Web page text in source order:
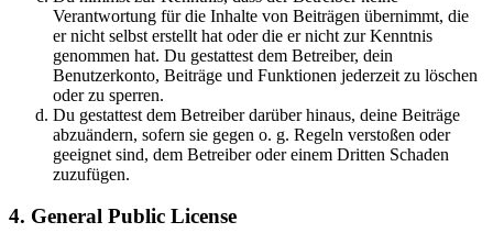
Verantwortung für die Inhalte von Beiträgen übernimmt, die
er nicht selbst erstellt hat oder die er nicht zur Kenntnis
genommen hat. Du gestattest dem Betreiber, dein
Benutzerkonto, Beiträge und Funktionen jederzeit zu löschen
oder zu sperren.
Du gestattest dem Betreiber darüber hinaus, deine Beiträge
abzuändern, sofern sie gegen o. g. Regeln verstoßen oder
geeignet sind, dem Betreiber oder einem Dritten Schaden
zuzufügen.
4. General Public License